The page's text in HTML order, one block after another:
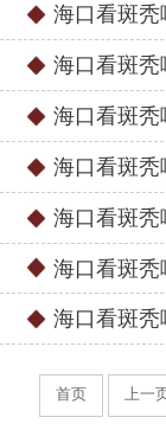
海口看斑
海口看斑秃
海口看斑秃
海口看斑
海口看斑秃
海口看斑
海口看斑秃
首页 上一